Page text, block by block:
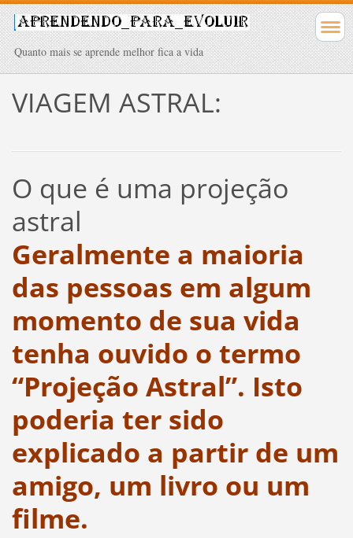
Quanto mais se aprende melhor fica a vida
VIAGEM ASTRAL:
O que é uma projeção
astral
Geralmente a maioria
das pessoas em algum
momento de sua vida
tenha ouvido o termo
“Projeção Astral”. Isto
poderia ter sido
explicado a partir de um
amigo, um livro ou um
filme.